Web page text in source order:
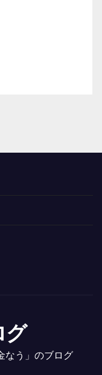
グ
なう」のブログ